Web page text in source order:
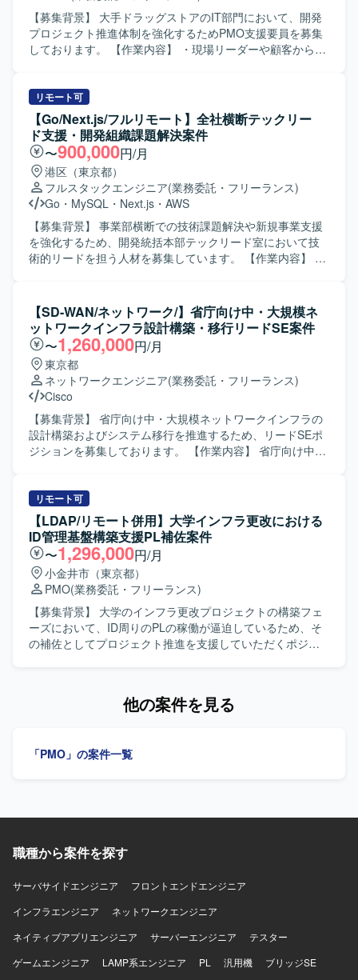
～二次対応）を行いながら、プロジェクト体制（5名程度）
のリードとしてメンバーへのタスク割り振り、進捗管理、
品質担保、関係部署との連携を行っていただきます。 【求
にも柔軟に対応でき、利用者・管理者双方の立場を理解し
たうえで現実的な運用設計ができる方が望ましいです。新
規技術や新しい取り組みに対して前向きに取り組める方に
マッチするポジションです。 【ポジションの魅力】 グルー
プ会社全体を対象としたモバイル端末導入プロジェクトの
中核として、企画から導入、運用設計まで一貫して携わる
ことができます。Intune を中心としたモバイルデバイス管
理の知見を深めつつ、チームリードやプロジェクト推進の
経験を積むことができ、今後のキャリア形成にもつながる
ポジションです。 【開発環境】 Microsoft Intune を中心と
したモバイルデバイス管理基盤および Microsoft 365（Entra
【募集背景】 大手ドラッグストアのIT部門において、開発
プロジェクト推進体制を強化するためPMO支援要員を募集
しております。 【作業内容】 ・現場リーダーや顧客からの
理、関係者との調整を能動的に推進していただきます。 ・
プロジェクトで発生する課題やリスクの洗い出しと整理、
改善案の検討支援を行います。 ・会議体の準備、議事録作
成、アクションアイテムのフォローなど、プロジェクト運
営に関わる業務を担当いただきます。 【求める人物像】 ・
自ら課題やタスクを見つけ、主体的に行動できる方を求め
ております。 ・指示された業務を正確かつスピーディに遂
行できる実行力のある方を歓迎いたします。 ・顧客やチー
ムメンバーと積極的にコミュニケーションを取り、周囲と
協調しながらプロジェクトを推進できる方が望ましいで
す。 【ポジションの魅力】 ・大規模な流通業界のITプロジ
ーダー補佐としてプロジェクト全体を俯瞰しながら業務に
携われるため、将来的なPMやPMOリードへのキャリアアッ
プにつなげやすいポジションです。 【開発環境】 ・詳細な
技術環境は非公開ですが、流通業向けシステムの開発プロ
ジェクトを対象としたPMO支援となります。
リモート可
【Go/Next.js/フルリモート】全社横断テックリー
ド支援・開発組織課題解決案件
〜900,000円/月
港区（東京都）
フルスタックエンジニア(業務委託・フリーランス)
Go ・ MySQL ・ Next.js ・ AWS
【募集背景】 事業部横断での技術課題解決や新規事業支援
を強化するため、開発統括本部テックリード室において技
術的リードを担う人材を募集しています。 【作業内容】 あ
だきます。CTOやVPoEと連携しながら、開発組織および
様々なプロダクトの技術的課題を特定・解決していきま
す。事業計画フェーズから全社横断プロジェクトや新規事
業の立ち上げを支援し、アーキテクチャレビューや技術的
課題の解決を通じて各事業部を支援します。インフラ、ア
プリケーション両面からモダン化を推進し、生産性向上と
リスク軽減を図るほか、開発組織の課題解決、エンジニア
の育成や採用支援にも関わっていただきます。 【求める人
物像】 複数プロダクトや組織を横断して技術課題に向き合
い、自ら課題を設定しながら関係者を巻き込んで計画を遂
ントエンドまで幅広い技術スタックに対して学習意欲と好
奇心を持って取り組める方が望ましいです。テスト駆動開
発やモダンアーキテクチャに関心があり、長期的な視点で
開発組織とプロダクトの成長にコミットいただける方を歓
迎いたします。 【ポジションの魅力】 CTOやVPoEと近い
立場で、全社横断の技術戦略やプロジェクトに深く関わる
ことができます。新規事業の立ち上げから既存プロダクト
のモダン化まで幅広いテーマに携わることで、技術・組織
の両面で成長できる環境です。単一プロダクトに留まら
ず、多様な領域のプロジェクトに関わることで、アーキテ
り、支援先によってさまざまな技術スタックに触れていた
【SD-WAN/ネットワーク/】省庁向け中・大規模ネ
ットワークインフラ設計構築・移行リードSE案件
〜1,260,000円/月
東京都
ネットワークエンジニア(業務委託・フリーランス)
Cisco
【募集背景】 省庁向け中・大規模ネットワークインフラの
設計構築およびシステム移行を推進するため、リードSEポ
ジションを募集しております。 【作業内容】 省庁向け中・
である省庁の管理者および利用者向けに説明資料を作成
し、対面での技術説明や合意形成を実施していただきま
す。業務システムや基幹システム（クラウド/オンプレミ
ス）の移行におけるフロント対応および推進、ベンダーや
関連部署など各ステークホルダーとの利害調整・折衝業務
も担当していただきます。また、プロジェクトにおけるリ
ーダー/サブリーダーとしてタスク管理や進捗管理も行って
いただきます。 【求める人物像】 技術的な専門性に加え、
省庁のドキュメント文化を理解し、対面での丁寧なコミュ
ニケーションができる方を求めております。関係者との合
にリードSEとして参画できるため、社会的インパクトの大
とで、ネットワークおよびインフラ領域の経験を広く深く
計・構築・移行を行います。
リモート可
【LDAP/リモート併用】大学インフラ更改における
ID管理基盤構築支援PL補佐案件
〜1,296,000円/月
小金井市（東京都）
PMO(業務委託・フリーランス)
【募集背景】 大学のインフラ更改プロジェクトの構築フェ
ーズにおいて、ID周りのPLの稼働が逼迫しているため、そ
の補佐としてプロジェクト推進を支援していただくポジシ
ただきます。LDAPを中心としたID管理基盤の設計・構築お
のリソース不足領域を巻き取り、主体的に課題解決に取り
【求める人物像】 自走して課題を発見し、関係者と連携し
客やベンダーとのコミュニケーションを円滑に行い、厳し
れる方が望ましいです。ドキュメントを整理しながら、全
魅力】 大学の大規模インフラ更改プロジェクトにおいて、
ID管理・認証基盤領域のPL補佐として上流から構築フェー
ズに深く関わることができます。LDAPを中心としたID管理
基盤の知見を活かしつつ、顧客・ベンダー折衝やスケジュ
他の案件を見る
「PMO」の案件一覧
職種から案件を探す
サーバサイドエンジニア
フロントエンドエンジニア
インフラエンジニア
ネットワークエンジニア
ネイティブアプリエンジニア
サーバーエンジニア
テスター
ゲームエンジニア
LAMP系エンジニア PL 汎用機
ブリッジSE